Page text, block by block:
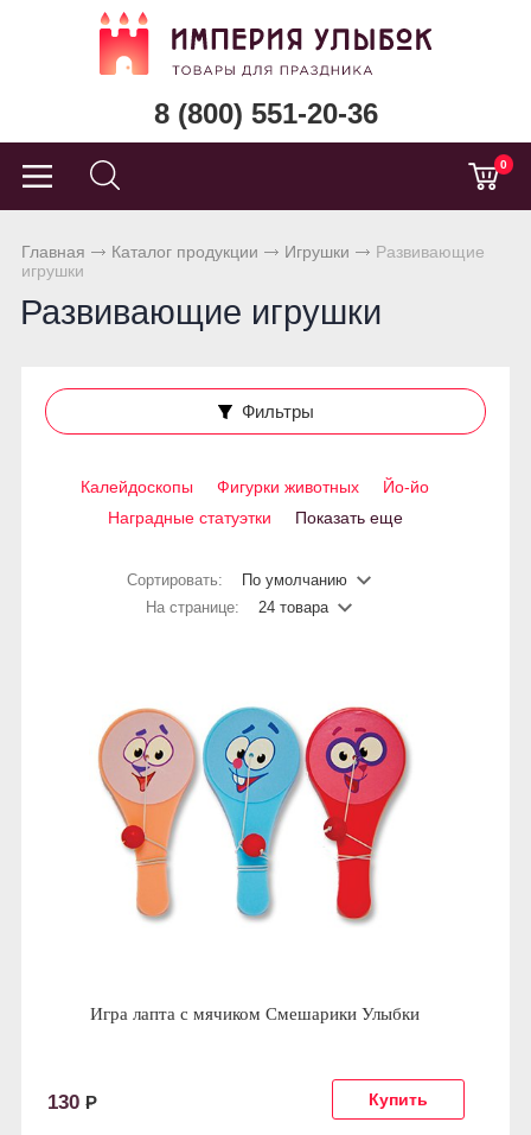
8 (800) 551-20-36
0
Главная Каталог продукции Игрушки
Развивающие
игрушки
Развивающие игрушки
Фильтры
Калейдоскопы Фигурки животных
Йо-йо
Наградные статуэтки
Показать еще
Сортировать:
По умолчанию
На странице:
24 товара
Игра лапта с мячиком Смешарики Улыбки
130 Р